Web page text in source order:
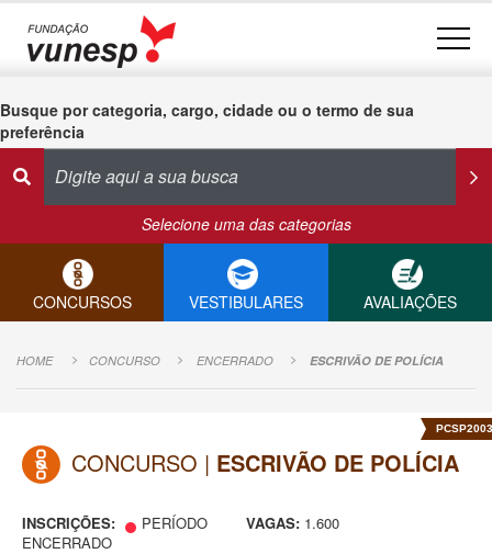
Busque por categoria, cargo, cidade ou o termo de sua
preferência
Selecione uma das categorias
CONCURSOS VESTIBULARES AVALIAÇÕES
HOME CONCURSO ENCERRADO ESCRIVÃO DE POLÍCIA
PCSP2003
CONCURSO | ESCRIVÃO DE POLÍCIA
INSCRIÇÕES:
PERÍODO
ENCERRADO
VAGAS: 1.600